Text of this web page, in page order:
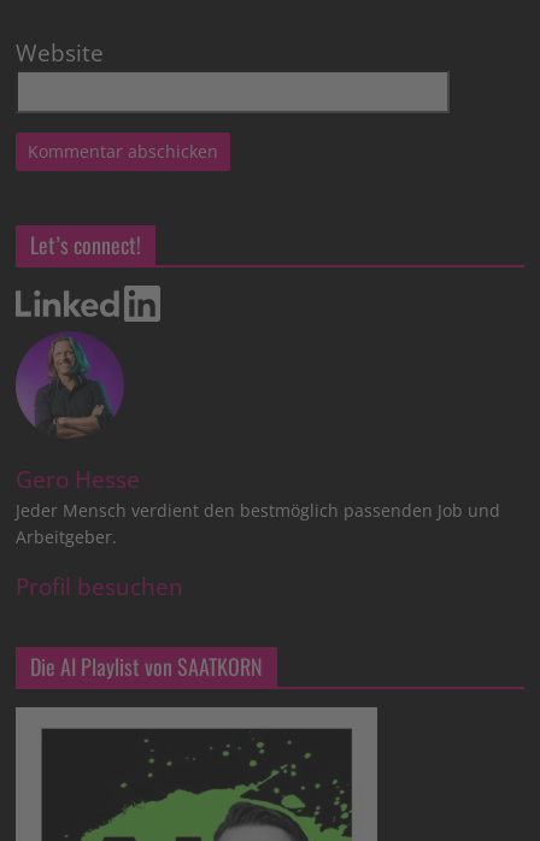
Website
Let’s connect!
Gero Hesse
Jeder Mensch verdient den bestmöglich passenden Job und
Arbeitgeber.
Profil besuchen
Die AI Playlist von SAATKORN